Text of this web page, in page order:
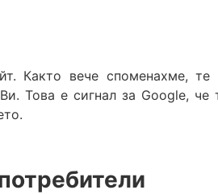
Както вече споменахме,
Това е сигнал за Google,